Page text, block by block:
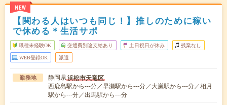
NEW
【関わる人はいつも同じ！】推しのために稼い
で休める＊生活サポ
職種未経験OK 交通費別途支給あり 土日祝日が休み 残業なし
WEB登録OK 派遣
勤務地 静岡県浜松市天竜区
西鹿島駅から---分／早瀬駅から---分／大嵐駅から---分／相月
駅から---分／出馬駅から---分